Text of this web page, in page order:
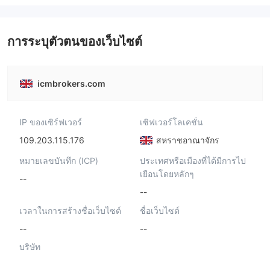
การระบุตัวตนของเว็บไซต์
icmbrokers.com
IP ของเซิร์ฟเวอร์
109.203.115.176
เซิฟเวอร์โลเคชั่น
สหราชอาณาจักร
หมายเลขบันทึก (ICP)
--
ประเทศหรือเมืองที่ได้มีการไป
เยือนโดยหลักๆ
--
เวลาในการสร้างชื่อเว็บไซต์
--
ชื่อเว็บไซต์
--
บริษัท